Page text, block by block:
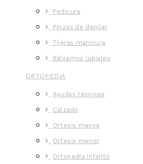
Pedicura
Pinzas de depilar
Tijeras manicura
Bálsamos labiales
ORTOPEDIA
Ayudas técnicas
Calzado
Ortesis mayos
Ortesis menor
Ortopedia infantil